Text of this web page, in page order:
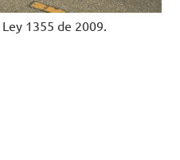
1355 de 2009.